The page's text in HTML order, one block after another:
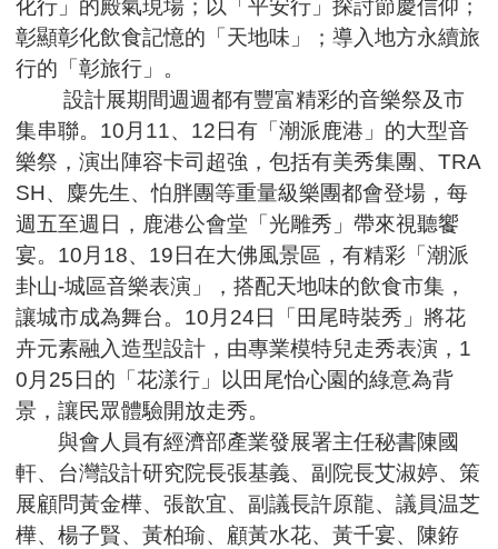
化行」的殿氣現場；以「平安行」探討節慶信仰；
彰顯彰化飲食記憶的「天地味」；導入地方永續旅
行的「彰旅行」。
設計展期間週週都有豐富精彩的音樂祭及市
集串聯。10月11、12日有「潮派鹿港」的大型音
樂祭，演出陣容卡司超強，包括有美秀集團、TRA
SH、麋先生、怕胖團等重量級樂團都會登場，每
週五至週日，鹿港公會堂「光雕秀」帶來視聽饗
宴。10月18、19日在大佛風景區，有精彩「潮派
卦山-城區音樂表演」，搭配天地味的飲食市集，
讓城市成為舞台。10月24日「田尾時裝秀」將花
卉元素融入造型設計，由專業模特兒走秀表演，1
0月25日的「花漾行」以田尾怡心園的綠意為背
景，讓民眾體驗開放走秀。
與會人員有經濟部產業發展署主任秘書陳國
軒、台灣設計研究院長張基義、副院長艾淑婷、策
展顧問黃金樺、張歆宜、副議長許原龍、議員温芝
樺、楊子賢、黃柏瑜、顧黃水花、黃千宴、陳銌